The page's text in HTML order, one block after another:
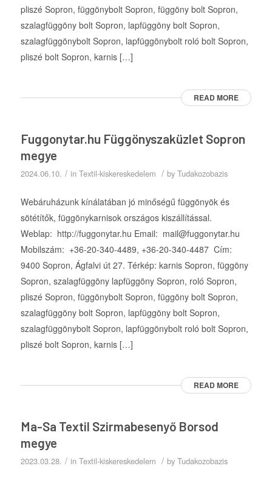
pliszé Sopron, függönybolt Sopron, függöny bolt Sopron,
szalagfüggöny bolt Sopron, lapfüggöny bolt Sopron,
szalagfüggönybolt Sopron, lapfüggönybolt roló bolt Sopron,
pliszé bolt Sopron, karnis […]
READ MORE
Fuggonytar.hu Függönyszaküzlet Sopron
megye
2024.06.10. / in Textil-kiskereskedelem / by Tudakozobazis
Webáruházunk kínálatában jó minőségű függönyök és
sötétítők, függönykarnisok országos kiszállítással.
Weblap: http://fuggonytar.hu Email: mail@fuggonytar.hu
Mobilszám: +36-20-340-4489, +36-20-340-4487 Cím:
9400 Sopron, Ágfalvi út 27. Térkép: karnis Sopron, függöny
Sopron, szalagfüggöny lapfüggöny Sopron, roló Sopron,
pliszé Sopron, függönybolt Sopron, függöny bolt Sopron,
szalagfüggöny bolt Sopron, lapfüggöny bolt Sopron,
szalagfüggönybolt Sopron, lapfüggönybolt roló bolt Sopron,
pliszé bolt Sopron, karnis […]
READ MORE
Ma-Sa Textil Szirmabesenyő Borsod
megye
2023.03.28. / in Textil-kiskereskedelem / by Tudakozobazis